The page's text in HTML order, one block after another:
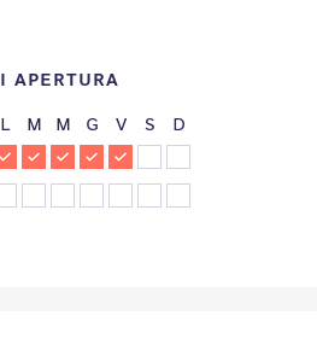
APERTURA
L M M G V S
D